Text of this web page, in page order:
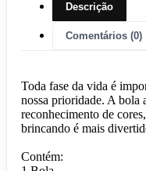
Descrição
Comentários (0)
Toda fase da vida é
nossa prioridade. A bola
reconhecimento de
brincando é mais
Contém: